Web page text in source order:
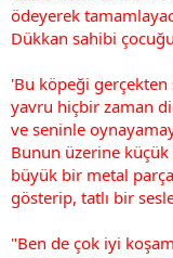
ödeyerek
Dükkan sahibi
'Bu köpeği gerçekten
yavru hiçbir zaman
ve seninle
Bunun üzerine küçük
büyük bir metal
gösterip, tatlı bir
"Ben de çok iyi